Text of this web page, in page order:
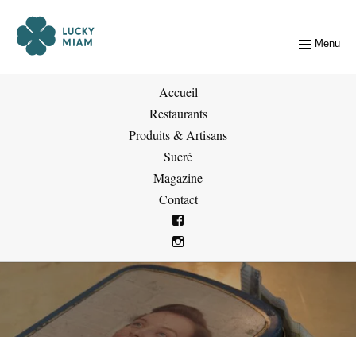
Menu
Accueil
Restaurants
Produits & Artisans
Sucré
Magazine
Contact